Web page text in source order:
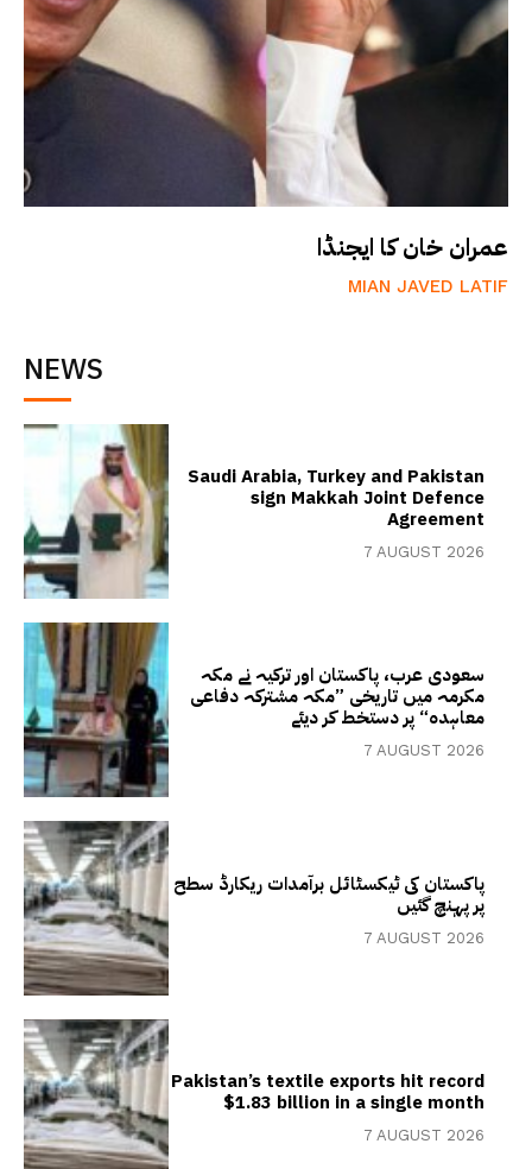
عمران خان کا ایجنڈا
MIAN JAVED LATIF
NEWS
Saudi Arabia, Turkey and Pakistan
sign Makkah Joint Defence
Agreement
7 AUGUST 2026
سعودی عرب، پاکستان اور ترکیہ نے مکہ
مکرمہ میں تاریخی ”مکہ مشترکہ دفاعی
معاہدہ“ پر دستخط کر دیئے
7 AUGUST 2026
پاکستان کی ٹیکسٹائل برآمدات ریکارڈ سطح
پر پہنچ گئیں
7 AUGUST 2026
Pakistan’s textile exports hit record
$1.83 billion in a single month
7 AUGUST 2026